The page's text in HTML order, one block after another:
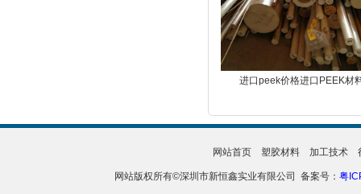
进口peek价格进口PEEK材
网站首页 塑胶材料 加工技术
网站版权所有©深圳市新恒鑫实业有限公司 备案号： 粤